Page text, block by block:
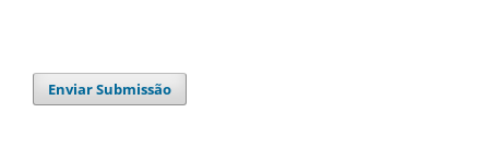
Enviar Submissão